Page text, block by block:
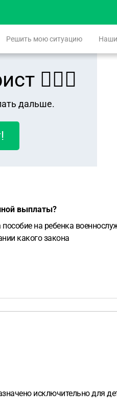
Решить мою ситуацию
👨🏻‍⚖️
дальше.
выплаты?
на ребенка
какого закона
исключительно для